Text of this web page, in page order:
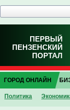
ПЕРВЫЙ
ПЕНЗЕНСКИЙ
ПОРТАЛ
ГОРОД ОНЛАЙН
Политика